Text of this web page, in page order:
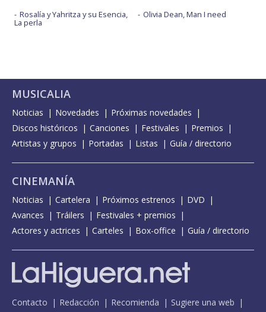
Rosalía y Yahritza y su Esencia,
La perla
Olivia Dean, Man I need
MUSICALIA
Noticias Novedades
Próximas novedades
Discos históricos
Canciones Festivales
Premios
Artistas y grupos
Portadas Listas Guía / directorio
CINEMANÍA
Noticias Cartelera Próximos estrenos
DVD
Avances
Tráilers
Festivales + premios
Actores y actrices
Carteles Box-office Guía / directorio
Contacto Redacción Recomienda Sugiere una web